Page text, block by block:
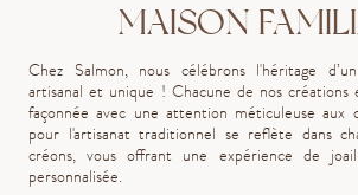
MAISON
Chez Salmon, nous célébrons l'héritage
artisanal et unique ! Chacune de nos créations
façonnée avec une attention méticuleuse aux
pour l'artisanat traditionnel se reflète dans
créons, vous offrant une expérience de
personnalisée.